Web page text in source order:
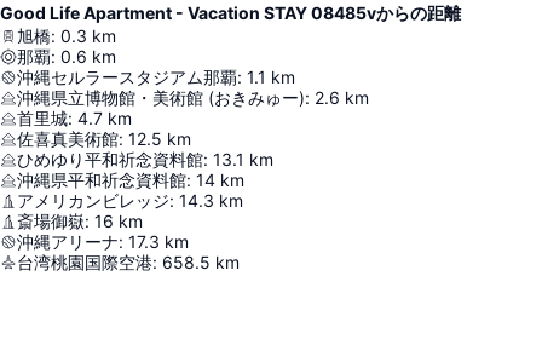
Good Life Apartment - Vacation STAY 08485vからの距離
旭橋: 0.3 km
那覇: 0.6 km
沖縄セルラースタジアム那覇: 1.1 km
沖縄県立博物館・美術館 (おきみゅー): 2.6 km
首里城: 4.7 km
佐喜真美術館: 12.5 km
ひめゆり平和祈念資料館: 13.1 km
沖縄県平和祈念資料館: 14 km
アメリカンビレッジ: 14.3 km
斎場御嶽: 16 km
沖縄アリーナ: 17.3 km
台湾桃園国際空港: 658.5 km